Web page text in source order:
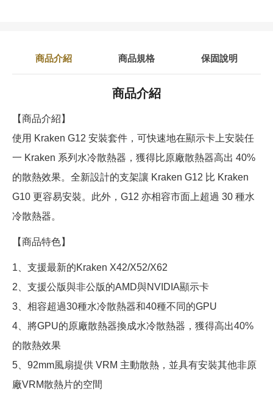
商品介紹 商品規格 保固說明
商品介紹
【商品介紹】
使用 Kraken G12 安裝套件，可快速地在顯示卡上安裝任
一 Kraken 系列水冷散熱器，獲得比原廠散熱器高出 40%
的散熱效果。全新設計的支架讓 Kraken G12 比 Kraken
G10 更容易安裝。此外，G12 亦相容市面上超過 30 種水
冷散熱器。
【商品特色】
1、支援最新的Kraken X42/X52/X62
2、支援公版與非公版的AMD與NVIDIA顯示卡
3、相容超過30種水冷散熱器和40種不同的GPU
4、將GPU的原廠散熱器換成水冷散熱器，獲得高出40%
的散熱效果
5、92mm風扇提供 VRM 主動散熱，並具有安裝其他非原
廠VRM散熱片的空間